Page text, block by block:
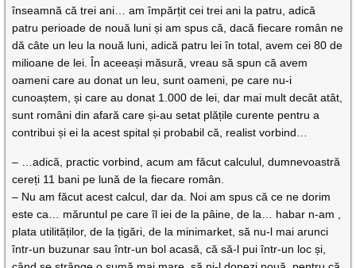
înseamnă că trei ani… am împărțit cei trei ani la patru, adică
patru perioade de nouă luni și am spus că, dacă fiecare român ne
dă câte un leu la nouă luni, adică patru lei în total, avem cei 80 de
milioane de lei. În aceeași măsură, vreau să spun că avem
oameni care au donat un leu, sunt oameni, pe care nu-i
cunoaștem, și care au donat 1.000 de lei, dar mai mult decât atât,
sunt români din afară care și-au setat plățile curente pentru a
contribui și ei la acest spital și probabil că, realist vorbind…
– …adică, practic vorbind, acum am făcut calculul, dumnevoastră
cereți 11 bani pe lună de la fiecare român.
– Nu am făcut acest calcul, dar da. Noi am spus că ce ne dorim
este ca… măruntul pe care îl iei de la pâine, de la… habar n-am ,
plata utilităților, de la țigări, de la minimarket, să nu-l mai arunci
într-un buzunar sau într-un bol acasă, că să-l pui într-un loc și,